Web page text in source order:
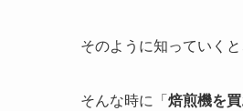
そのように知っていくと
そんな時に「 焙煎機を